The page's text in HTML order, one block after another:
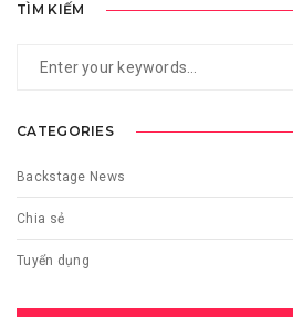
TÌM KIẾM
CATEGORIES
Backstage News
Chia sẻ
Tuyển dụng